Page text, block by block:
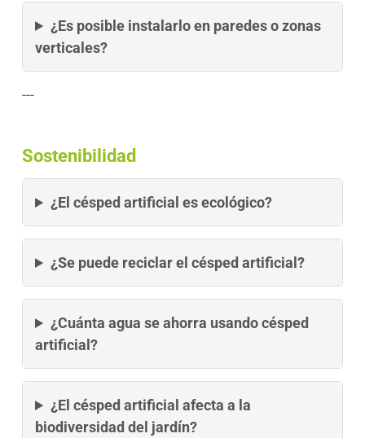
¿Es posible instalarlo en paredes o zonas
verticales?
---
Sostenibilidad
¿El césped artificial es ecológico?
¿Se puede reciclar el césped artificial?
¿Cuánta agua se ahorra usando césped
artificial?
¿El césped artificial afecta a la
biodiversidad del jardín?